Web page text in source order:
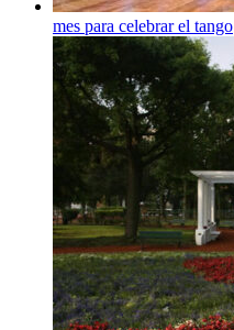
mes para celebrar el tango